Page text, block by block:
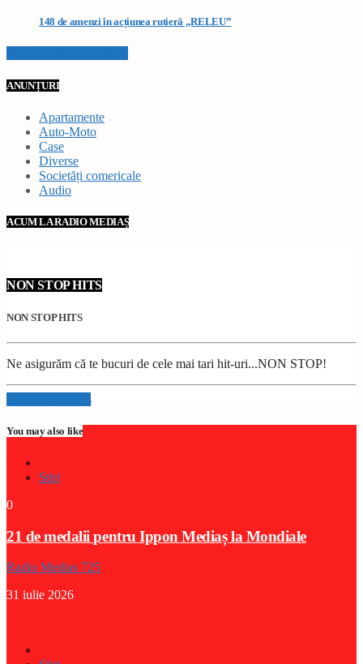
148 de amenzi în acțiunea rutieră „RELEU”
ANUNȚURI
Apartamente
Auto-Moto
Case
Diverse
Societăți comericale
Audio
ACUM LA RADIO MEDIAȘ
NON STOP HITS
NON STOP HITS
Ne asigurăm că te bucuri de cele mai tari hit-uri...NON STOP!
Info and episodes
You may also like
Stiri
0
21 de medalii pentru Ippon Mediaș la Mondiale
Radio Medias 725
31 iulie 2026